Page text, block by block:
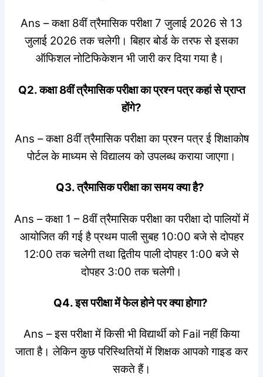
Ans – कक्षा 8वीं त्रैमासिक परीक्षा 7 जुलाई 2026 से 13
जुलाई 2026 तक चलेगी। बिहार बोर्ड के तरफ से इसका
ऑफिशल नोटिफिकेशन भी जारी कर दिया गया है।
Q2. कक्षा 8वीं त्रैमासिक परीक्षा का प्रश्न पत्र कहां से प्राप्त
होंगे?
Ans – कक्षा 8वीं त्रैमासिक परीक्षा का प्रश्न पत्र ई शिक्षाकोष
पोर्टल के माध्यम से विद्यालय को उपलब्ध कराया जाएगा।
Q3. त्रैमासिक परीक्षा का समय क्या है?
Ans – कक्षा 1 – 8वीं त्रैमासिक परीक्षा का परीक्षा दो पालियों में
आयोजित की गई है प्रथम पाली सुबह 10:00 बजे से दोपहर
12:00 तक चलेगी तथा द्वितीय पाली दोपहर 1:00 बजे से
दोपहर 3:00 तक चलेगी।
Q4. इस परीक्षा में फेल होने पर क्या होगा?
Ans – इस परीक्षा में किसी भी विद्यार्थी को Fail नहीं किया
जाता है। लेकिन कुछ परिस्थितियों में शिक्षक आपको गाइड कर
सकते हैं।